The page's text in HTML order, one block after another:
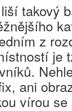
takový
z
je
ani
vírou